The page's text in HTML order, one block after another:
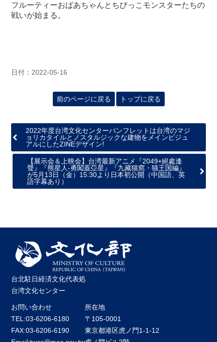
フルーティーおばあちゃんとちびっこモンスターたちの
戦いが始まる。
日付：2022-05-16
前のページに戻る トップに戻る
2022年度台湾文化センターパンフレットは台湾のマジ
ョリカタイルとノスタルジックな建物をメインビジュ
アルにしたZINEデザイン!
【展示会＆上映会】台湾最新アニメ『2049+絕處逢
聲』『熊星人-勇闖蓋亞星』『九藏猫窩・猫王国編』
が5月13日（金）15:30より日本初公開（中国語、英
語字幕あり）
台北駐日経済文化代表処
台湾文化センター
お問い合わせ
TEL:03-6206-6180
FAX:03-6206-6190
所在地
〒105-0001
東京都港区虎ノ門1-1-12